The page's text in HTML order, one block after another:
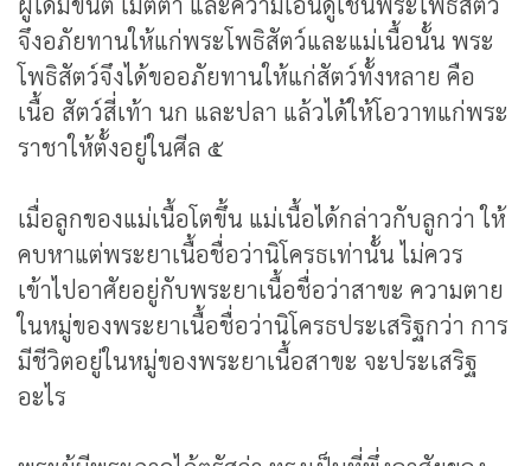
จึงอภัยทานให้แก่พระโพธิสัตว์และแม่เนื้อนั้น พระ
โพธิสัตว์จึงได้ขออภัยทานให้แก่สัตว์ทั้งหลาย คือ
เนื้อ สัตว์สี่เท้า นก และปลา แล้วได้ให้โอวาทแก่พระ
ราชาให้ตั้งอยู่ในศีล ๕
เมื่อลูกของแม่เนื้อโตขึ้น แม่เนื้อได้กล่าวกับลูกว่า ให้
คบหาแต่พระยาเนื้อชื่อว่านิโครธเท่านั้น ไม่ควร
เข้าไปอาศัยอยู่กับพระยาเนื้อชื่อว่าสาขะ ความตาย
ในหมู่ของพระยาเนื้อชื่อว่านิโครธประเสริฐกว่า การ
มีชีวิตอยู่ในหมู่ของพระยาเนื้อสาขะ จะประเสริฐ
อะไร